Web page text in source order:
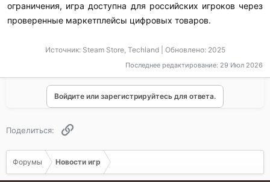
ограничения, игра доступна для российских игроков через
проверенные маркетплейсы цифровых товаров.​
Источник: Steam Store, Techland | Обновлено: 2025
Последнее редактирование: 29 Июл 2026
Войдите или зарегистрируйтесь для ответа.
Поделиться:
Форумы Новости игр